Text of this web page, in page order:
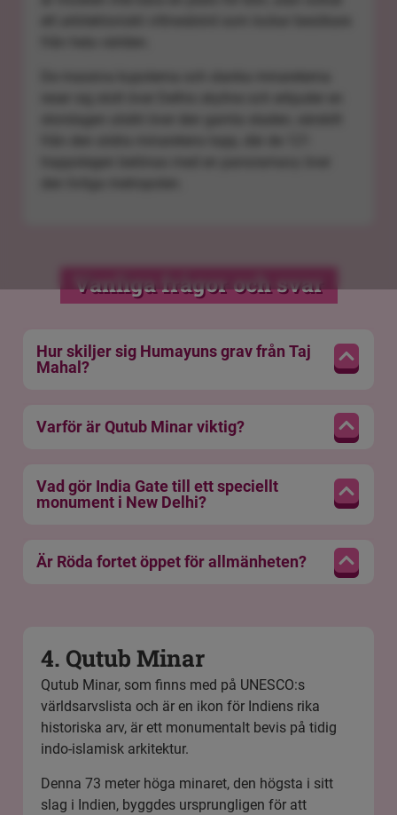
Vanliga frågor och svar
Hur skiljer sig Humayuns grav från Taj
Mahal?
Varför är Qutub Minar viktig?
Vad gör India Gate till ett speciellt
monument i New Delhi?
Är Röda fortet öppet för allmänheten?
4. Qutub Minar
Qutub Minar, som finns med på UNESCO:s
världsarvslista och är en ikon för Indiens rika
historiska arv, är ett monumentalt bevis på tidig
indo-islamisk arkitektur.
Denna 73 meter höga minaret, den högsta i sitt
slag i Indien, byggdes ursprungligen för att